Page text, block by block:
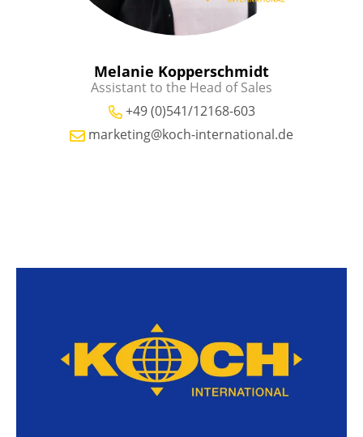
Melanie Kopperschmidt
Assistant to the Head of Sales
+49 (0)541/12168-603
marketing@koch-international.de